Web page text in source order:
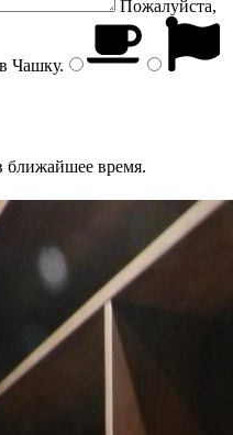
Пожалуйста,
Чашку.
ближайшее время.